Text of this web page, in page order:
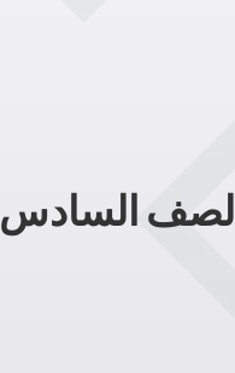
الصف السادس